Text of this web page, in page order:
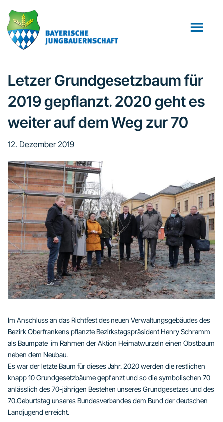
Inhalt
springen
Seitenspalte
springen
Fußzeile
springen
Letzer Grundgesetzbaum für
2019 gepflanzt. 2020 geht es
weiter auf dem Weg zur 70
12. Dezember 2019
Im Anschluss an das Richtfest des neuen Verwaltungsgebäudes des
Bezirk Oberfrankens pflanzte Bezirkstagspräsident Henry Schramm
als Baumpate im Rahmen der Aktion Heimatwurzeln einen Obstbaum
neben dem Neubau.
Es war der letzte Baum für dieses Jahr. 2020 werden die restlichen
knapp 10 Grundgesetzbäume gepflanzt und so die symbolischen 70
anlässlich des 70-jährigen Bestehen unseres Grundgesetzes und des
70.Geburtstag unseres Bundesverbandes dem Bund der deutschen
Landjugend erreicht.